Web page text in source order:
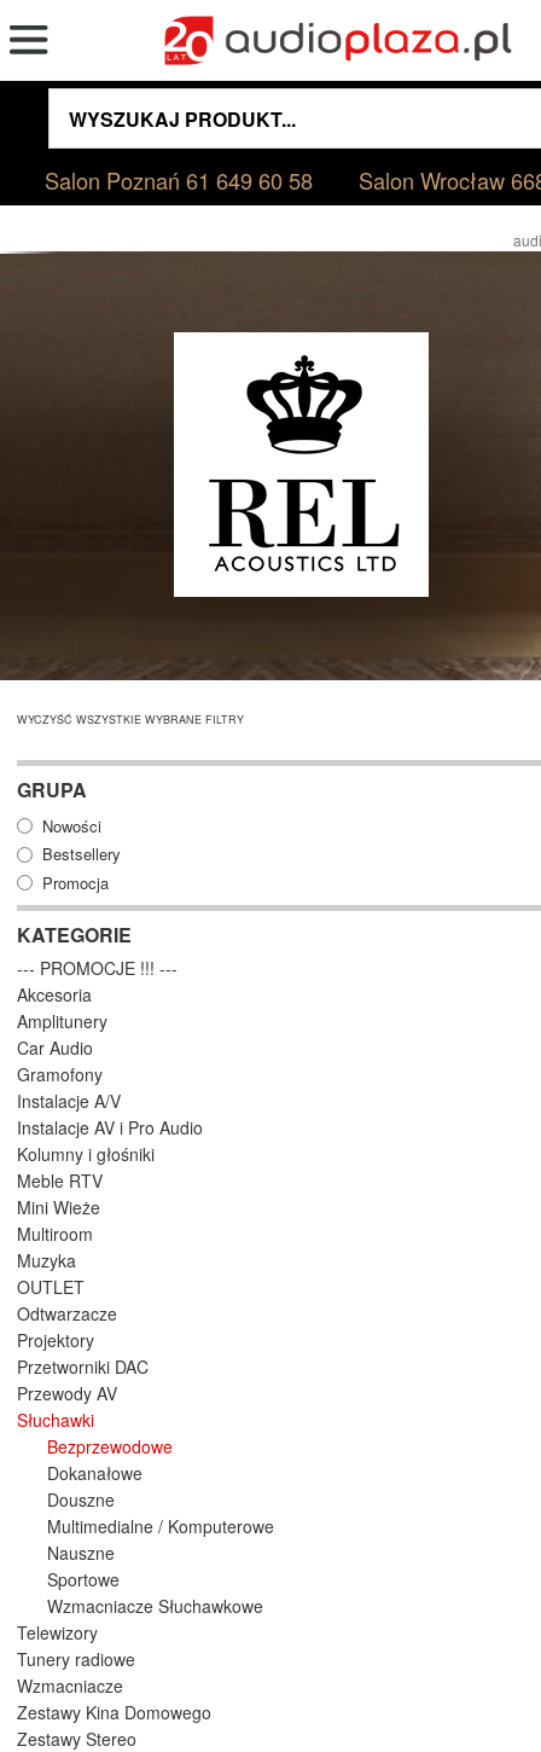
Salon Poznań61 649 60 58 Salon Wrocław
WYCZYŚĆ WSZYSTKIE WYBRANE FILTRY
GRUPA
Nowości
Bestsellery
Promocja
KATEGORIE
--- PROMOCJE !!! ---
Akcesoria
Amplitunery
Car Audio
Gramofony
Instalacje A/V
Instalacje AV i Pro Audio
Kolumny i głośniki
Meble RTV
Mini Wieże
Multiroom
Muzyka
OUTLET
Odtwarzacze
Projektory
Przetworniki DAC
Przewody AV
Słuchawki
Bezprzewodowe
Dokanałowe
Douszne
Multimedialne / Komputerowe
Nauszne
Sportowe
Wzmacniacze Słuchawkowe
Telewizory
Tunery radiowe
Wzmacniacze
Zestawy Kina Domowego
Zestawy Stereo